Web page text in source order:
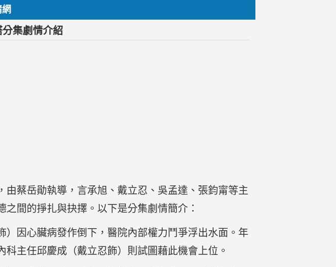
集劇情介紹
由蔡岳勛執導，言承旭、戴立忍、吳孟達、張鈞甯等主
間的掙扎與抉擇。以下是分集劇情簡介：
）因心臟病發作倒下，醫院內部權力鬥爭浮出水面。年
主任邱慶成（戴立忍飾）則試圖藉此機會上位。